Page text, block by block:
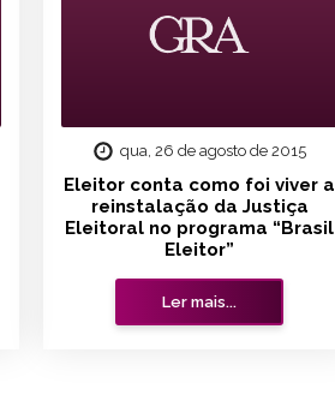
qua, 26 de agosto de 2015
Eleitor conta como foi viver a
reinstalação da Justiça
Eleitoral no programa “Brasil
Eleitor”
Ler mais...